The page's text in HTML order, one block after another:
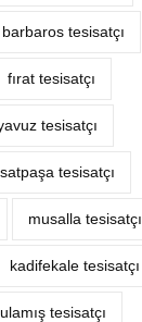
barbaros tesisatçı
fırat tesisatçı
tesisatçı
tesisatçı
musalla tesisatçı
kadifekale tesisatçı
ulamış tesisatçı